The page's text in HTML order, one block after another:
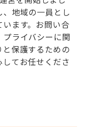
地域の一員とし
ます。お問い合
ライバシーに関
保護するための
てお任せくださ